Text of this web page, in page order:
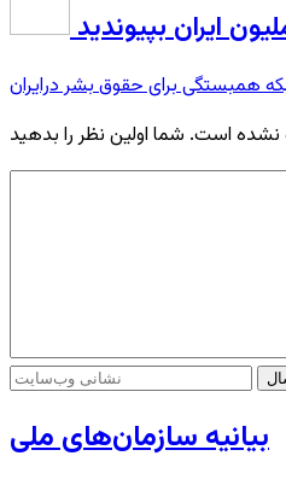
ایران بپیوندید
همبستگی برای حقوق بشر درایران
بیانیه سازمان‌های ملی